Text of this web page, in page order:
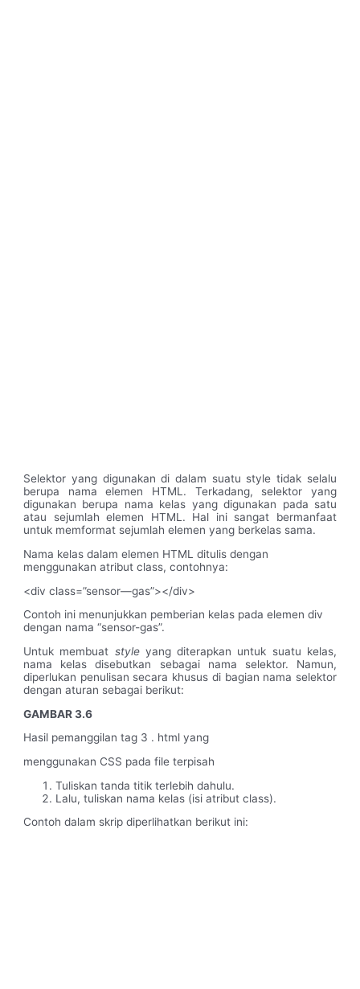
Selektor yang digunakan di dalam suatu style tidak selalu
berupa nama elemen HTML. Terkadang, selektor yang
digunakan berupa nama kelas yang digunakan pada satu
atau sejumlah elemen HTML. Hal ini sangat bermanfaat
untuk memformat sejumlah elemen yang berkelas sama.
Nama kelas dalam elemen HTML ditulis dengan
menggunakan atribut class, contohnya:
<div class=”sensor—gas”></div>
Contoh ini menunjukkan pemberian kelas pada elemen div
dengan nama “sensor-gas”.
Untuk membuat styleyang diterapkan untuk suatu kelas,
nama kelas disebutkan sebagai nama selektor. Namun,
diperlukan penulisan secara khusus di bagian nama selektor
dengan aturan sebagai berikut:
GAMBAR 3.6
Hasil pemanggilan tag 3 . html yang
menggunakan CSS pada file terpisah
Tuliskan tanda titik terlebih dahulu.
Lalu, tuliskan nama kelas (isi atribut class).
Contoh dalam skrip diperlihatkan berikut ini: